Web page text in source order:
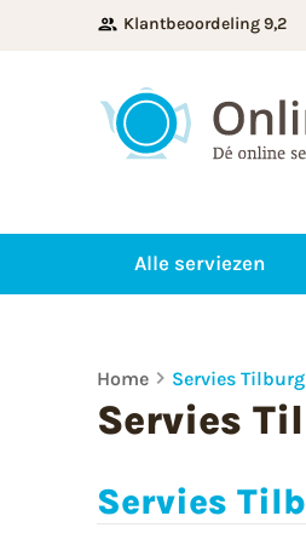
Klantbeoordeling 9,2
Alle serviezen
Home Servies Tilburg
Servies
Servies